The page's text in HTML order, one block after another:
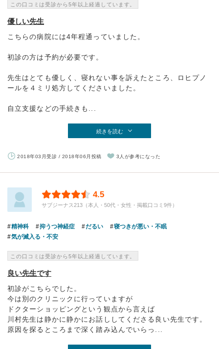
この口コミは受診から5年以上経過しています。
優しい先生
こちらの病院には4年程通っていました。
初診の方は予約が必要です。
先生はとても優しく、寝れない事を訴えたところ、ロヒプノ
ールを４ミリ処方してくださいました。
自立支援などの手続きも...
続きを読む
2018年03月受診 / 2018年06月投稿 3人が参考になった
4.5
サブジーナス213（本人・50代・女性・掲載口コミ9件）
精神科 抑うつ神経症 だるい
寝つきが悪い・不眠
気が滅入る・不安
この口コミは受診から5年以上経過しています。
良い先生です
初診がこちらでした。
今は別のクリニックに行っていますが
ドクターショッピングという観点から言えば
川村先生は静かに静かにお話ししてくださる良い先生です。
原因を探るところまで深く踏み込んでいらっ...